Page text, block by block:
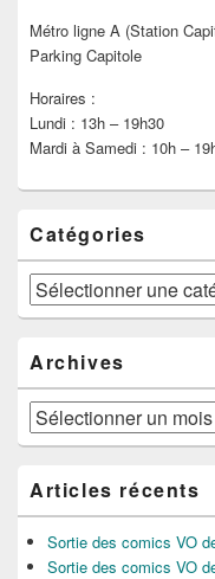
Métro ligne A (Station
Parking Capitole
Horaires :
Lundi : 13h – 19h30
Mardi à Samedi : 10h –
Catégories
Catégories
Archives
Archives
Articles récents
Sortie des comics VO
Sortie des comics VO